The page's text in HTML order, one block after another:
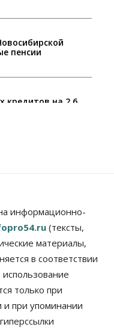
пенсии
кредитов на 2,6
разрешение на
баллов,
информационно-
(тексты,
материалы,
в соответствии
только при
и при упоминании